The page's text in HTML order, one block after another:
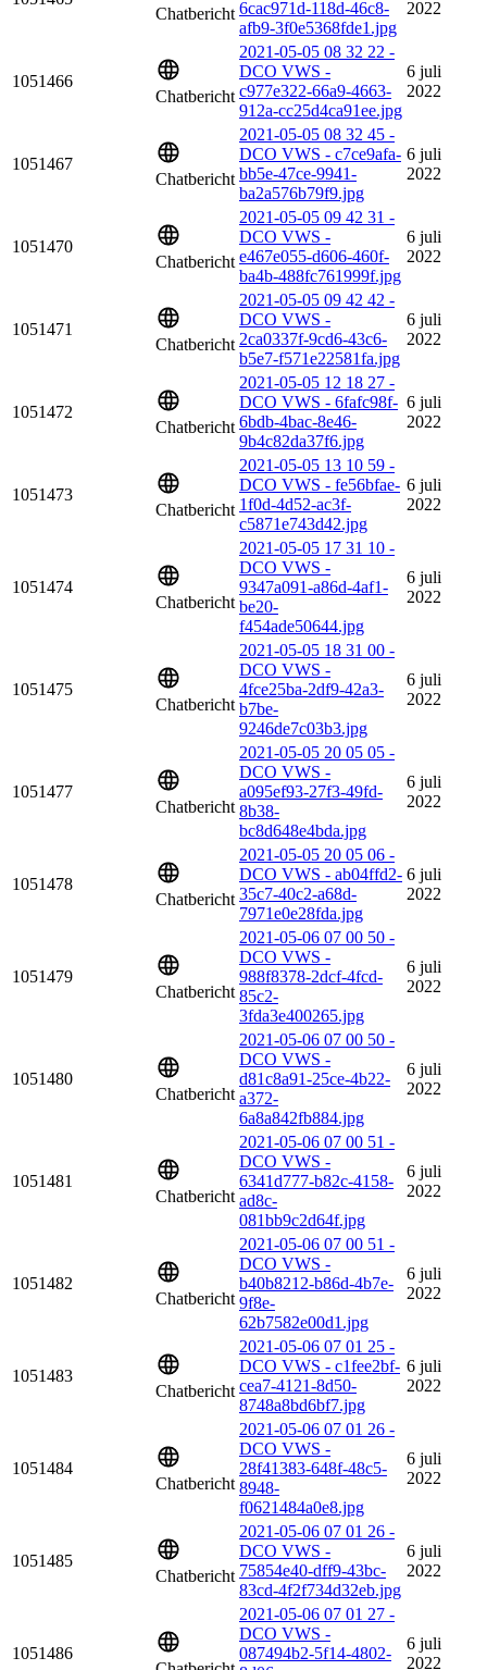
Chatbericht 6cac971d-118d-46c8-
afb9-3f0e5368fde1.jpg
2022
1051466
Chatbericht
2021-05-05 08 32 22 -
DCO VWS -
c977e322-66a9-4663-
912a-cc25d4ca91ee.jpg
6 juli
2022
1051467
Chatbericht
2021-05-05 08 32 45 -
DCO VWS - c7ce9afa-
bb5e-47ce-9941-
ba2a576b79f9.jpg
6 juli
2022
1051470
Chatbericht
2021-05-05 09 42 31 -
DCO VWS -
e467e055-d606-460f-
ba4b-488fc761999f.jpg
6 juli
2022
1051471
Chatbericht
2021-05-05 09 42 42 -
DCO VWS -
2ca0337f-9cd6-43c6-
b5e7-f571e22581fa.jpg
6 juli
2022
1051472
Chatbericht
2021-05-05 12 18 27 -
DCO VWS - 6fafc98f-
6bdb-4bac-8e46-
9b4c82da37f6.jpg
6 juli
2022
1051473
Chatbericht
2021-05-05 13 10 59 -
DCO VWS - fe56bfae-
1f0d-4d52-ac3f-
c5871e743d42.jpg
6 juli
2022
1051474
Chatbericht
2021-05-05 17 31 10 -
DCO VWS -
9347a091-a86d-4af1-
be20-
f454ade50644.jpg
6 juli
2022
1051475
Chatbericht
2021-05-05 18 31 00 -
DCO VWS -
4fce25ba-2df9-42a3-
b7be-
9246de7c03b3.jpg
6 juli
2022
1051477
Chatbericht
2021-05-05 20 05 05 -
DCO VWS -
a095ef93-27f3-49fd-
8b38-
bc8d648e4bda.jpg
6 juli
2022
1051478
Chatbericht
2021-05-05 20 05 06 -
DCO VWS - ab04ffd2-
35c7-40c2-a68d-
7971e0e28fda.jpg
6 juli
2022
1051479
Chatbericht
2021-05-06 07 00 50 -
DCO VWS -
988f8378-2dcf-4fcd-
85c2-
3fda3e400265.jpg
6 juli
2022
1051480
Chatbericht
2021-05-06 07 00 50 -
DCO VWS -
d81c8a91-25ce-4b22-
a372-
6a8a842fb884.jpg
6 juli
2022
1051481
Chatbericht
2021-05-06 07 00 51 -
DCO VWS -
6341d777-b82c-4158-
ad8c-
081bb9c2d64f.jpg
6 juli
2022
1051482
Chatbericht
2021-05-06 07 00 51 -
DCO VWS -
b40b8212-b86d-4b7e-
9f8e-
62b7582e00d1.jpg
6 juli
2022
1051483
Chatbericht
2021-05-06 07 01 25 -
DCO VWS - c1fee2bf-
cea7-4121-8d50-
8748a8bd6bf7.jpg
6 juli
2022
1051484
Chatbericht
2021-05-06 07 01 26 -
DCO VWS -
28f41383-648f-48c5-
8948-
f0621484a0e8.jpg
6 juli
2022
1051485
Chatbericht
2021-05-06 07 01 26 -
DCO VWS -
75854e40-dff9-43bc-
83cd-4f2f734d32eb.jpg
6 juli
2022
1051486
2021-05-06 07 01 27 -
DCO VWS -
087494b2-5f14-4802-
6 juli
2022